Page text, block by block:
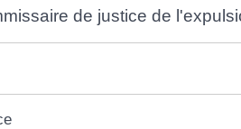
de justice de